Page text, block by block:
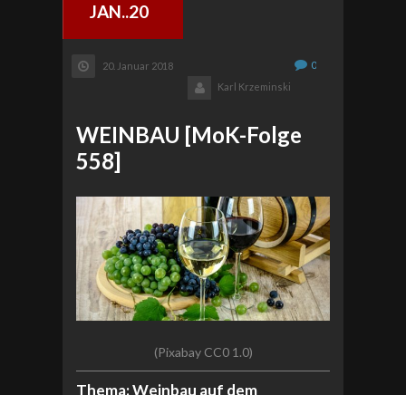
JAN..20
20. Januar 2018
0
Karl Krzeminski
WEINBAU [MoK-Folge
558]
(Pixabay CC0 1.0)
Thema: Weinbau auf dem